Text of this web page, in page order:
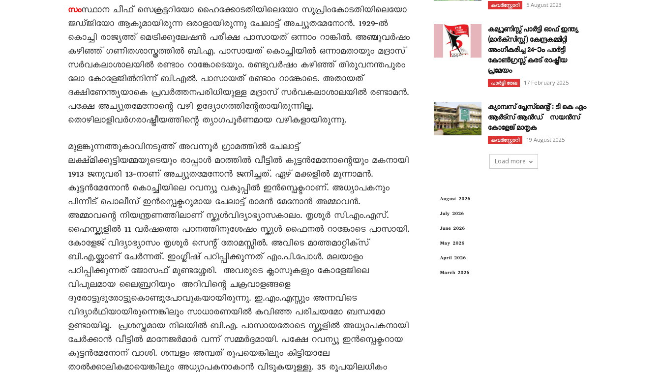
സംസ്ഥാന ചീഫ് സെക്രട്ടറിയോ ഹൈക്കോടതിയിലെയോ സുപ്രിംകോടതിയിലെയോ
ജഡ്ജിയോ ആകുമായിരുന്ന ഒരാളായിരുന്നു ചേലാട്ട് അച്യുതമേനോൻ. 1929‐ൽ
കൊച്ചി രാജ്യത്ത് മെട്രിക്കുലേഷൻ പരീക്ഷ പാസായത് ഒന്നാം റാങ്കിൽ. അഞ്ചുവർഷം
കഴിഞ്ഞ് ഗണിതശാസ്ത്രത്തിൽ ബി.എ. പാസായത് കൊച്ചിയിൽ ഒന്നാമതായും മദ്രാസ്
സർവകലാശാലയിൽ രണ്ടാം റാങ്കോടെയും. രണ്ടുവർഷം കഴിഞ്ഞ് തിരുവനന്തപുരം
ലോ കോളേജിൽനിന്ന് ബി.എൽ. പാസായത് രണ്ടാം റാങ്കോടെ. അതായത്
ദക്ഷിണേന്ത്യയാകെ പ്രവർത്തനപരിധിയുള്ള മദ്രാസ് സർവകലാശാലയിൽ രണ്ടാമൻ.
പക്ഷേ അച്യുതമേനോന്റെ വഴി ഉദ്യോഗത്തിന്റേതായിരുന്നില്ല.
തൊഴിലാളിവർഗരാഷ്ട്രീയത്തിന്റെ ത്യാഗപൂർണമായ വഴികളായിരുന്നു.
മുളങ്കുന്നത്തുകാവിനടുത്ത് അവന്നൂർ ഗ്രാമത്തിൽ ചേലാട്ട്
ലക്ഷ്മിക്കുട്ടിയമ്മയുടെയും രാപ്പാൾ മഠത്തിൽ വീട്ടിൽ കുട്ടൻമേനോന്റെയും മകനായി
1913 ജനുവരി 13‐നാണ് അച്യുതമേനോൻ ജനിച്ചത്. ഏഴ് മക്കളിൽ മൂന്നാമൻ.
കുട്ടൻമേനോൻ കൊച്ചിയിലെ റവന്യു വകുപ്പിൽ ഇൻസ്പെക്ടറാണ്. അധ്യാപകനും
പിന്നീട് പൊലീസ് ഇൻസ്പെക്ടറുമായ ചേലാട്ട് രാമൻ മേനോൻ അമ്മാവൻ.
അമ്മാവന്റെ നിയന്ത്രണത്തിലാണ് സ്കൂൾവിദ്യാഭ്യാസകാലം. തൃശൂർ സി.എം.എസ്.
ഹൈസ്കൂളിൽ 11 വർഷത്തെ പഠനത്തിനുശേഷം സ്കൂൾ ഫൈനൽ റാങ്കോടെ പാസായി.
കോളേജ് വിദ്യാഭ്യാസം തൃശൂർ സെന്റ് തോമസ്സിൽ. അവിടെ മാത്തമാറ്റിക്സ്
ബി.എ.യ്ക്കാണ് ചേർന്നത്. ഇംഗ്ലീഷ് പഠിപ്പിക്കുന്നത് എം.പി.പോൾ. മലയാളം
പഠിപ്പിക്കുന്നത് ജോസഫ് മുണ്ടശ്ശേരി. അവരുടെ ക്ലാസുകളും കോളേജിലെ
വിപുലമായ ലൈബ്രറിയും അറിവിന്റെ ചക്രവാളങ്ങളെ
ദൂരോട്ടുദൂരോട്ടുകൊണ്ടുപോവുകയായിരുന്നു. ഇ.എം.എസ്സും അന്നവിടെ
വിദ്യാർഥിയായിരുന്നെങ്കിലും സാധാരണയിൽ കവിഞ്ഞ പരിചയമോ ബന്ധമോ
ഉണ്ടായില്ല. പ്രശസ്തമായ നിലയിൽ ബി.എ. പാസായതോടെ സ്കൂളിൽ അധ്യാപകനായി
ചേർക്കാൻ വീട്ടിൽ മാനേജർമാർ വന്ന് സമ്മർദ്ദമായി. പക്ഷേ റവന്യു ഇൻസ്പെക്ടറായ
കുട്ടൻമേനോന് വാശി. ശമ്പളം അമ്പത് രൂപയെങ്കിലും കിട്ടിയാലേ
താൽക്കാലികമായെങ്കിലും അധ്യാപകനാകാൻ വിടുകയുള്ളു. 35 രൂപയിലധികം
കവര്‍സ്റ്റോറി 5 August 2023
കമ്യൂണിസ്റ്റ് പാർട്ടി ഓഫ് ഇന്ത്യ
(മാർക്സിസ്റ്റ്) കേന്ദ്രകമ്മിറ്റി
അംഗീകരിച്ച 24‐ാം പാർട്ടി
കോൺഗ്രസ്സ് കരട് രാഷ്ട്രീയ
പ്രമേയം
പാർട്ടി രേഖ 17 February 2025
ക്യാമ്പസ് പ്ലേസ്മെന്റ് : ടി കെ എം
ആർട്സ് ആൻഡ് സയൻസ്
കോളേജ് മാതൃക
കവര്‍സ്റ്റോറി 19 August 2025
Load more
August 2026
July 2026
June 2026
May 2026
April 2026
March 2026